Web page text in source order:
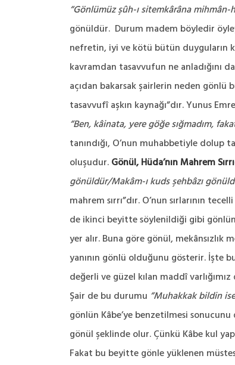
“Gönlümüz şûh-ı sitemkârâna
gönüldür. Durum madem böyledir
nefretin, iyi ve kötü bütün duyguların
kavramdan tasavvufun ne anladığını
açıdan bakarsak şairlerin neden gönlü
tasavvufî aşkın kaynağı”dır. Yunus
“Ben, kâinata, yere göğe sığmadım,
tanındığı, O’nun muhabbetiyle dolup
oluşudur. Gönül, Hüda’nın Mahrem
gönüldür/Makâm-ı kuds şehbâzı
mahrem sırrı”dır. O’nun sırlarının
de ikinci beyitte söylenildiği gibi gönlün
yer alır. Buna göre gönül, mekânsızlık
yanının gönlü olduğunu gösterir. İşte
değerli ve güzel kılan maddî
Şair de bu durumu “Muhakkak bildin
gönlün Kâbe’ye benzetilmesi
gönül şeklinde olur. Çünkü Kâbe kul
Fakat bu beyitte gönle yüklenen